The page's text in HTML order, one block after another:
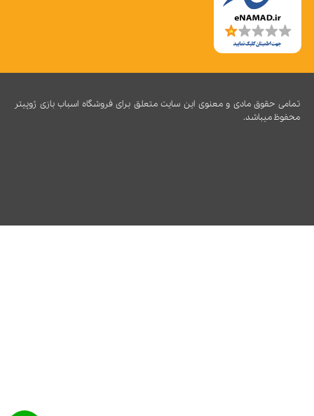
تمامی حقوق مادی و معنوی این سایت متعلق برای فروشگاه اسباب بازی ژوپیتر
محفوظ میباشد.